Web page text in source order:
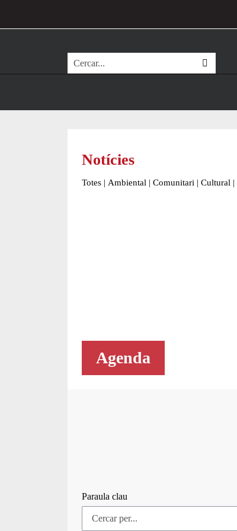
Cerca
Notícies
Totes | Ambiental | Comunitari | Cultural |
Agenda
Paraula clau